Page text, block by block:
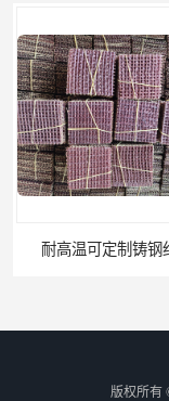
耐高温可定制铸钢
版权所有